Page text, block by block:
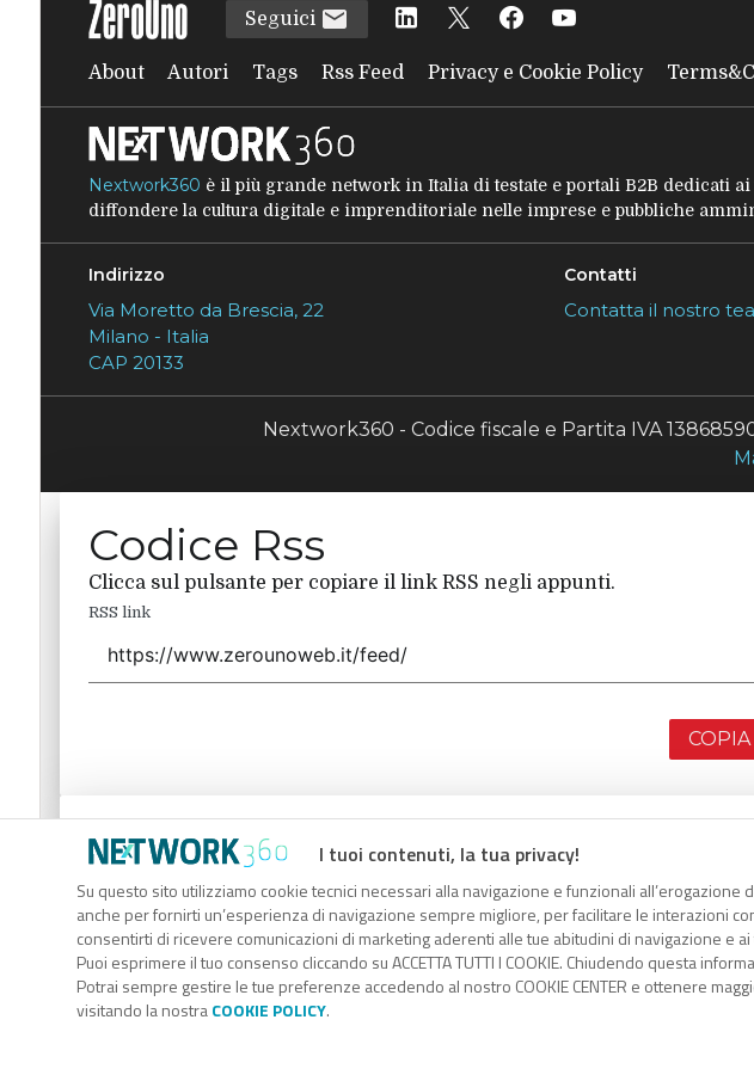
I tuoi contenuti, la tua privacy!
Su questo sito utilizziamo cookie tecnici necessari alla navigazione e funzionali all’erogazione
anche per fornirti un’esperienza di navigazione sempre migliore, per facilitare le interazioni
consentirti di ricevere comunicazioni di marketing aderenti alle tue abitudini di navigazione e
Puoi esprimere il tuo consenso cliccando su ACCETTA TUTTI I COOKIE. Chiudendo questa
Potrai sempre gestire le tue preferenze accedendo al nostro COOKIE CENTER e ottenere
visitando la nostraCOOKIE POLICY.
Seguici
About Autori Tags Rss Feed Privacy e Cookie Policy
Nextwork360 è il più grande network in Italia di testate e portali B2B dedicati
diffondere la cultura digitale e imprenditoriale nelle imprese e pubbliche
Indirizzo
Via Moretto da Brescia, 22
Milano - Italia
CAP 20133
Contatti
Contatta il nostro
Nextwork360 - Codice fiscale e Partita IVA
Codice Rss
Clicca sul pulsante per copiare il link RSS negli appunti.
RSS link
Codice Rss
Clicca sul pulsante per copiare il link RSS negli appunti.
RSS link